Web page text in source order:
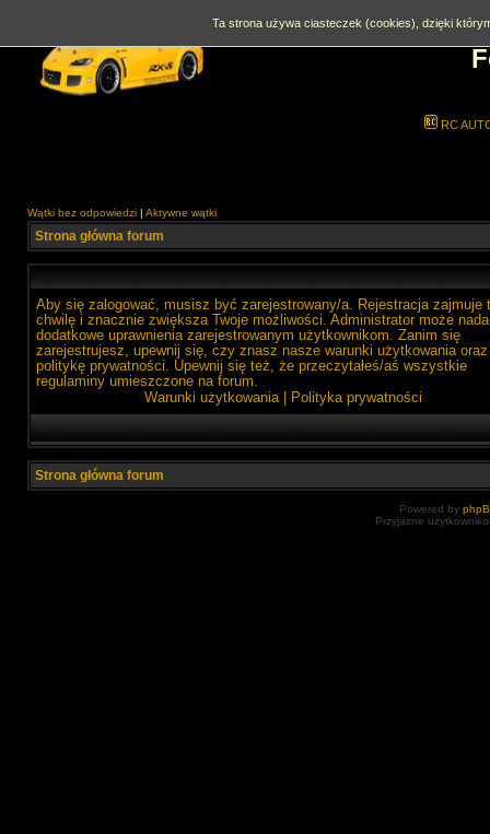
RC
Wątki bez odpowiedzi | Aktywne wątki
Strona główna forum
Aby się zalogować, musisz być zarejestrowany/a. Rejestracja zajmuje
chwilę i znacznie zwiększa Twoje możliwości. Administrator może
dodatkowe uprawnienia zarejestrowanym użytkownikom. Zanim się
zarejestrujesz, upewnij się, czy znasz nasze warunki użytkowania oraz
politykę prywatności. Upewnij się też, że przeczytałeś/aś wszystkie
regulaminy umieszczone na forum.
Warunki użytkowania| Polityka prywatności
Strona główna forum
Powered by
Przyjazne
Ta strona używa ciasteczek (cookies), dzięki